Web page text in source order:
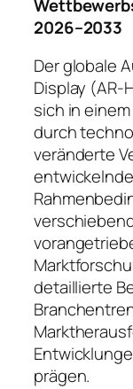
2026–2033
Der globale
Display
sich in
durch
veränderte
detaillierte
prägen.